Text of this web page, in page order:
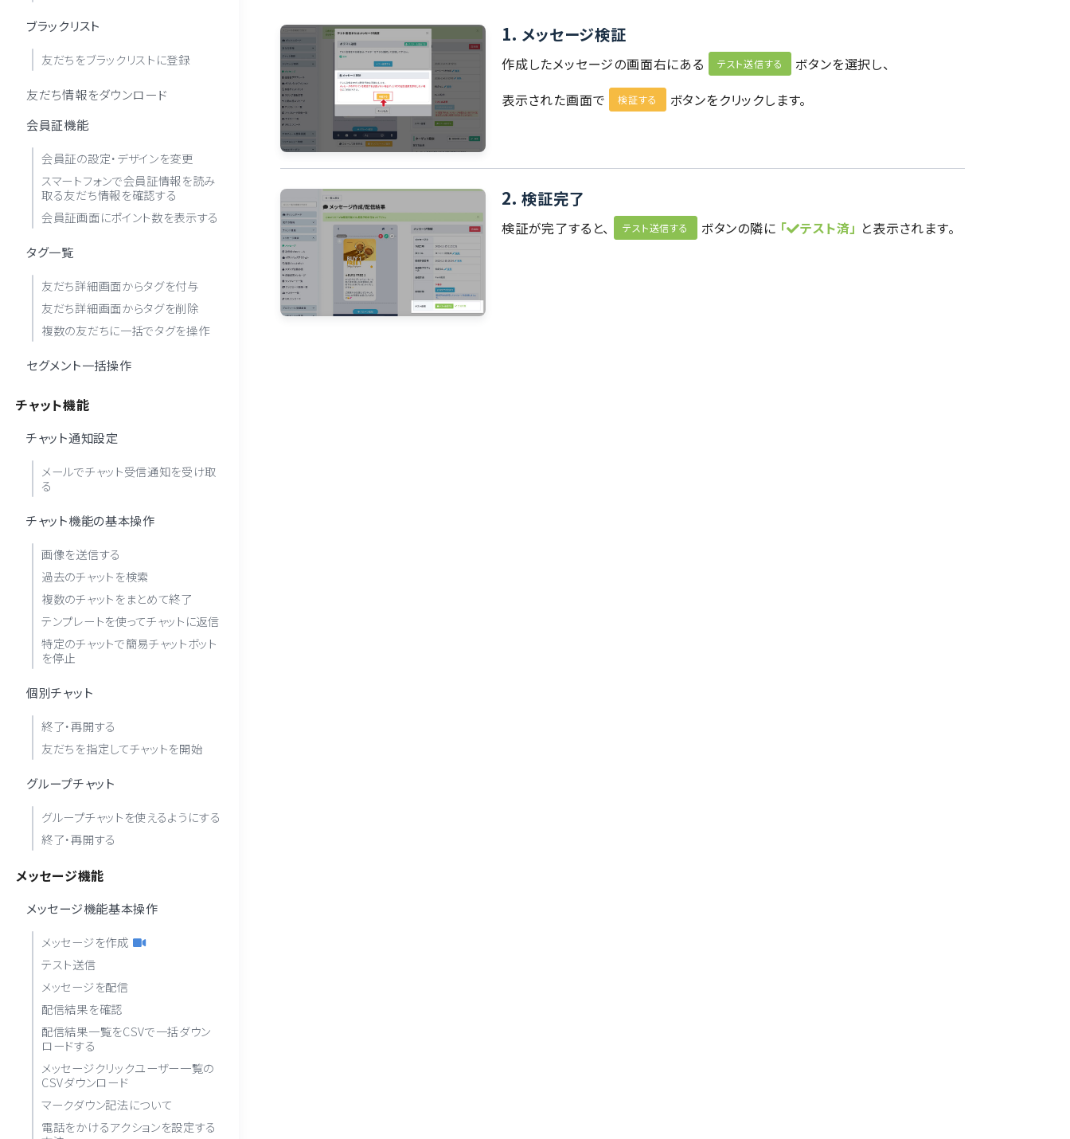
ブラックリスト
友だちをブラックリストに登録
友だち情報をダウンロード
会員証機能
会員証の設定・デザインを変更
スマートフォンで会員証情報を読み
取る友だち情報を確認する
会員証画面にポイント数を表示する
タグ一覧
友だち詳細画面からタグを付与
友だち詳細画面からタグを削除
複数の友だちに一括でタグを操作
セグメント一括操作
チャット機能
チャット通知設定
メールでチャット受信通知を受け取
る
チャット機能の基本操作
画像を送信する
過去のチャットを検索
複数のチャットをまとめて終了
テンプレートを使ってチャットに返信
特定のチャットで簡易チャットボット
を停止
個別チャット
終了・再開する
友だちを指定してチャットを開始
グループチャット
グループチャットを使えるようにする
終了・再開する
メッセージ機能
メッセージ機能基本操作
メッセージを作成
テスト送信
メッセージを配信
配信結果を確認
配信結果一覧をCSVで一括ダウン
ロードする
メッセージクリックユーザー一覧の
CSVダウンロード
マークダウン記法について
電話をかけるアクションを設定する
1. メッセージ検証
作成したメッセージの画面右にある テスト送信する
ボタンを選択し、
表示された画面で
検証する ボタンをクリックします。
2. 検証完了
検証が完了すると、 テスト送信する ボタンの隣に 「 テスト済」 と表示されます。